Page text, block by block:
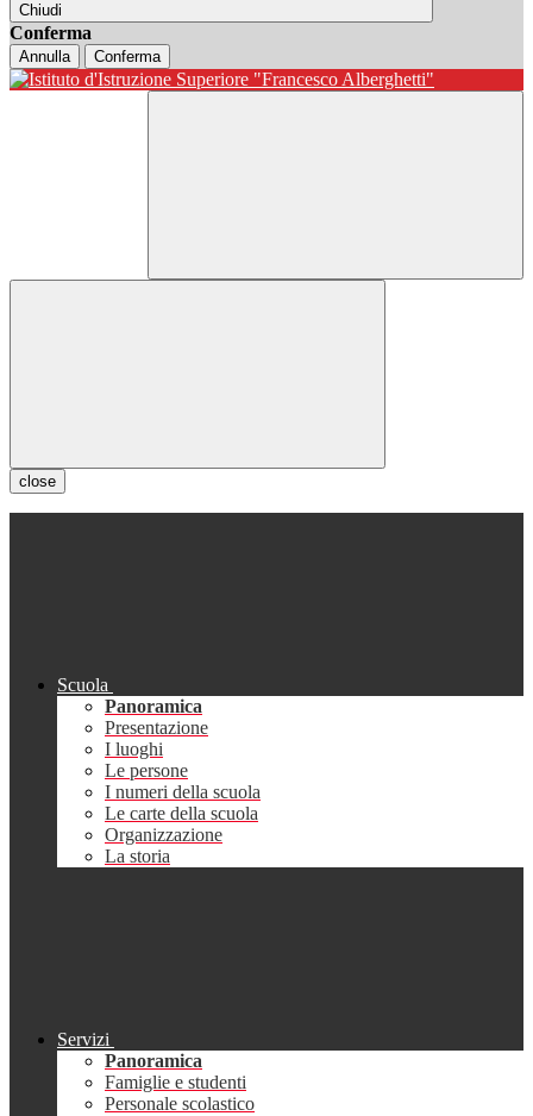
Chiudi
Conferma
Annulla Conferma
close
Scuola
Panoramica
Presentazione
I luoghi
Le persone
I numeri della scuola
Le carte della scuola
Organizzazione
La storia
Servizi
Panoramica
Famiglie e studenti
Personale scolastico